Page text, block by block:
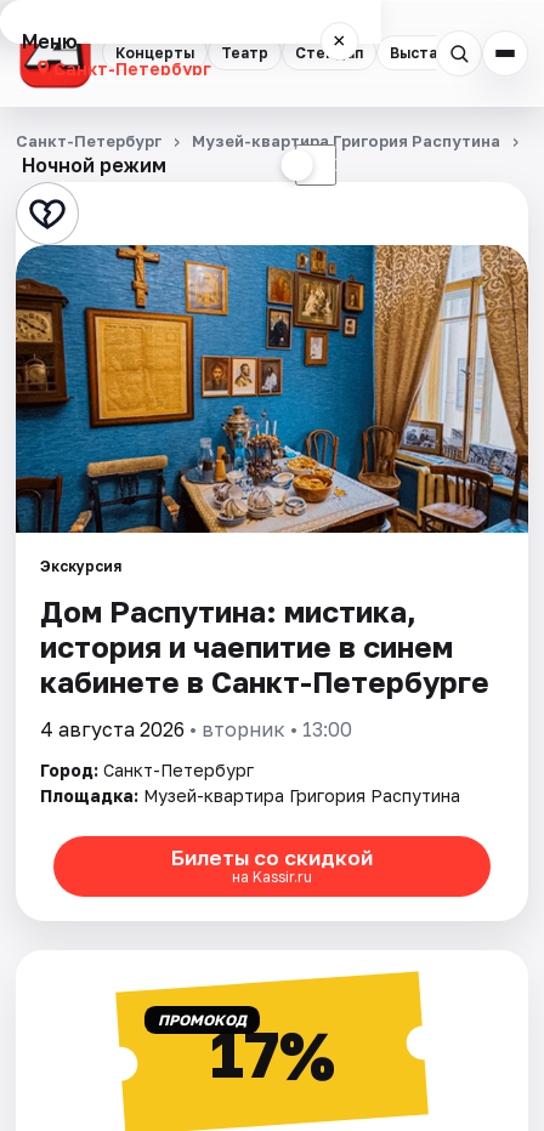
Концерты Театр Стендап Выставки
Меню ×
Санкт-Петербург
Концерты
Театр
Стендап
Выставки
Квесты
Экскурсии
Спорт
События
Города
Площадки
Артисты
Рейтинги
Ночной режим ☾
Санкт-Петербург Музей-квартира Григория Распутина
Экскурсия
Дом Распутина: мистика,
история и чаепитие в синем
кабинете в Санкт-Петербурге
4 августа 2026 • вторник • 13:00
Город: Санкт-Петербург
Площадка: Музей-квартира Григория Распутина
Билеты со скидкой
на Kassir.ru
ПРОМОКОД17%